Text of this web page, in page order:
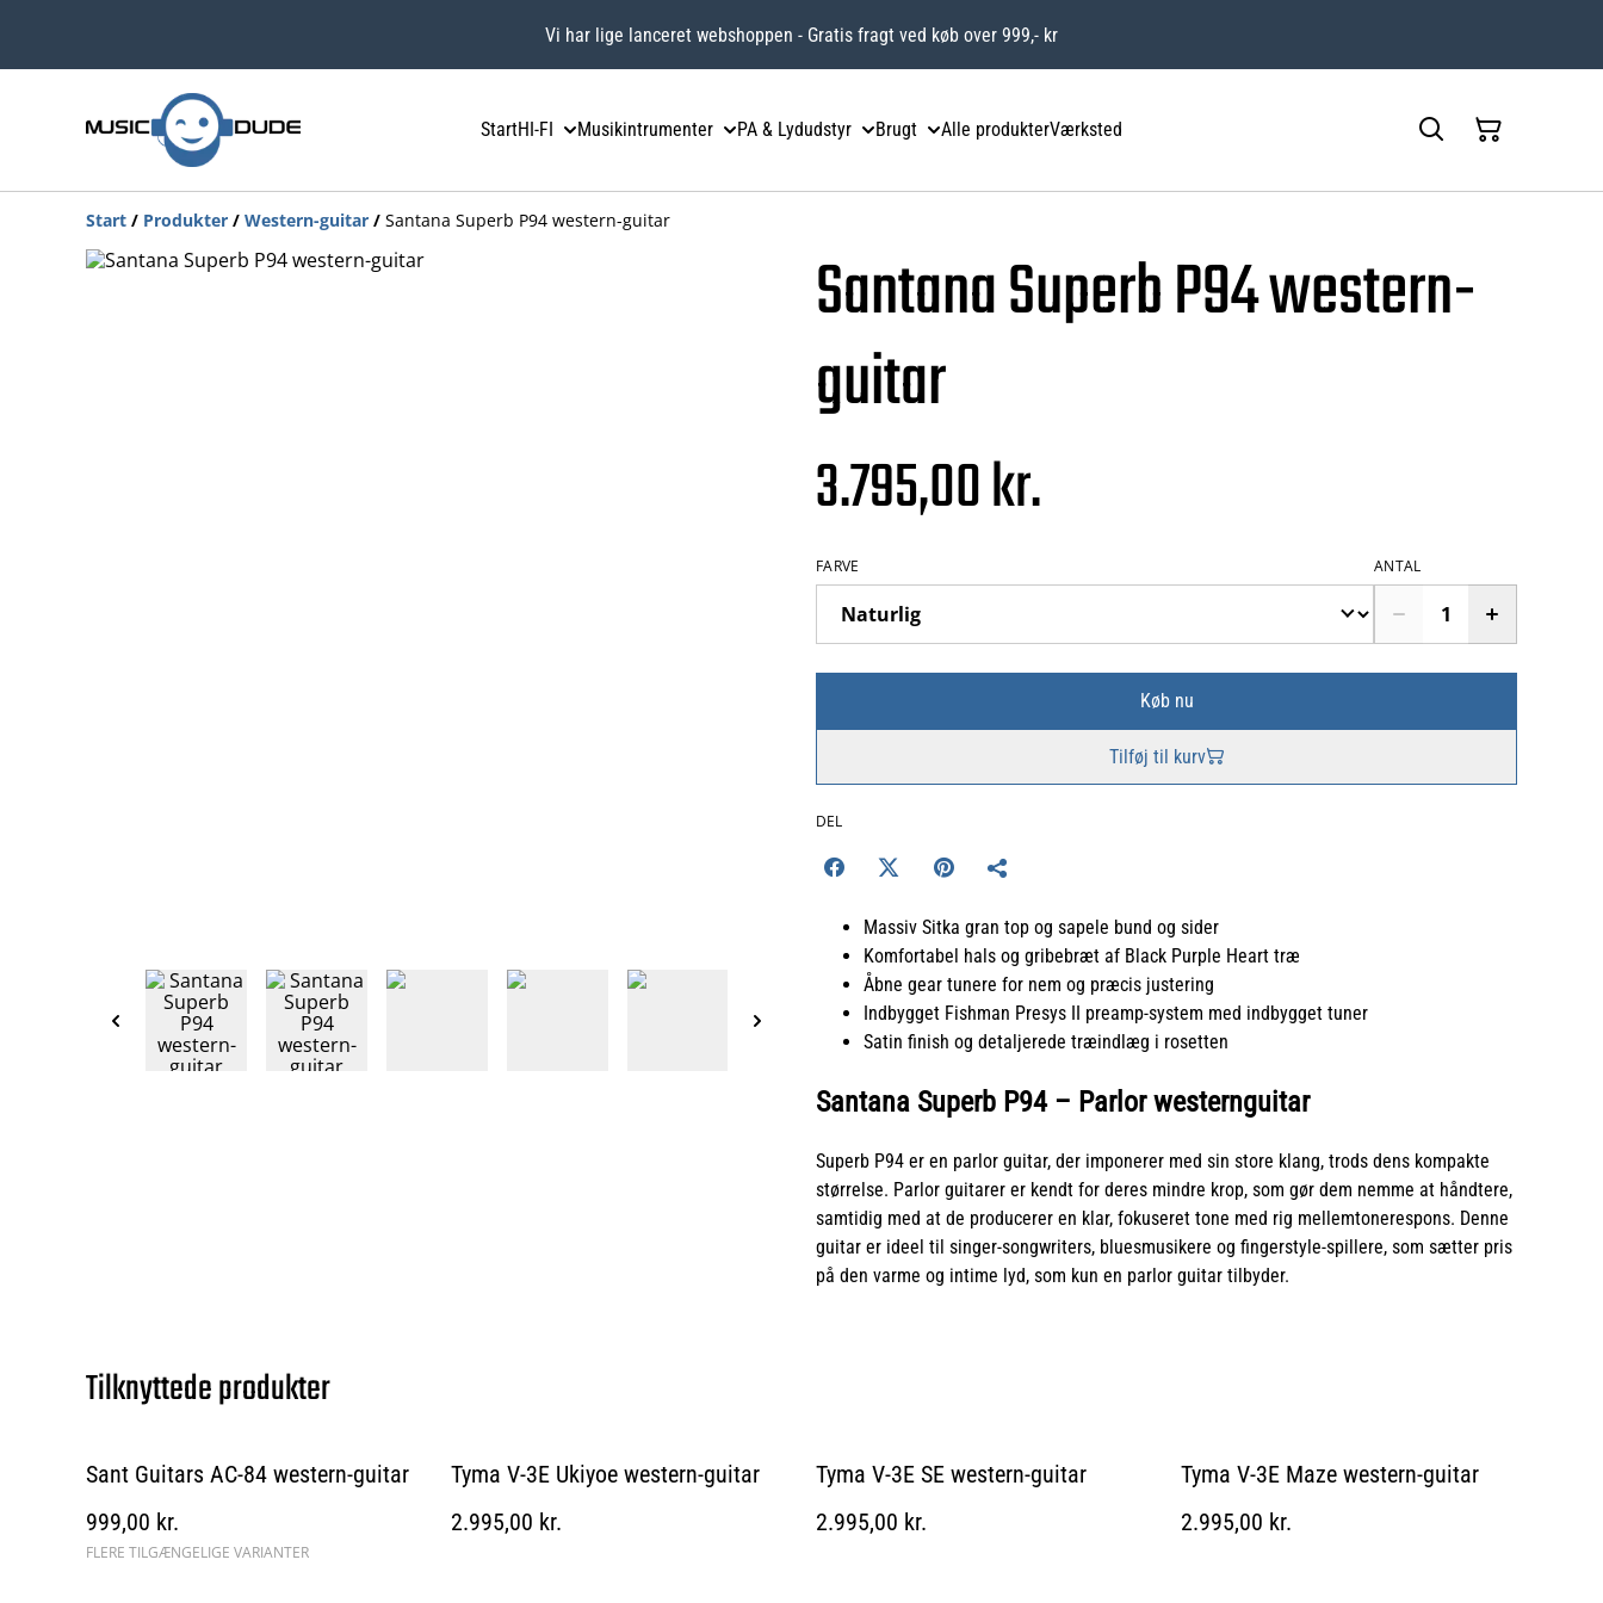
Vi har lige lanceret webshoppen - Gratis fragt ved køb over 999,- kr
StartHI-FI Musikintrumenter PA & Lydudstyr Brugt Alle produkterVærksted
Start / Produkter / Western-guitar / Santana Superb P94 western-guitar
Santana Superb P94 western-
guitar
3.795,00 kr.
FARVE ANTAL
Køb nu
Tilføj til kurv
DEL
Massiv Sitka gran top og sapele bund og sider
Komfortabel hals og gribebræt af Black Purple Heart træ
Åbne gear tunere for nem og præcis justering
Indbygget Fishman Presys II preamp-system med indbygget tuner
Satin finish og detaljerede træindlæg i rosetten
Santana Superb P94 – Parlor westernguitar
Superb P94 er en parlor guitar, der imponerer med sin store klang, trods dens kompakte
størrelse. Parlor guitarer er kendt for deres mindre krop, som gør dem nemme at håndtere,
samtidig med at de producerer en klar, fokuseret tone med rig mellemtonerespons. Denne
guitar er ideel til singer-songwriters, bluesmusikere og fingerstyle-spillere, som sætter pris
på den varme og intime lyd, som kun en parlor guitar tilbyder.
Tilknyttede produkter
Sant Guitars AC-84 western-guitar
999,00 kr.
FLERE TILGÆNGELIGE VARIANTER
Tyma V-3E Ukiyoe western-guitar
2.995,00 kr.
Tyma V-3E SE western-guitar
2.995,00 kr.
Tyma V-3E Maze western-guitar
2.995,00 kr.